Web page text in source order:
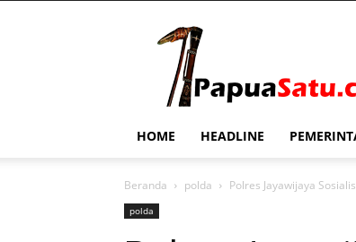
HOME HEADLINE
Beranda polda Polres Jayawijaya
polda